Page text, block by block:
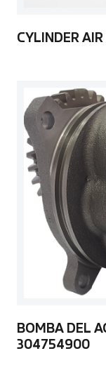
CYLINDER
BOMBA DEL
304754900